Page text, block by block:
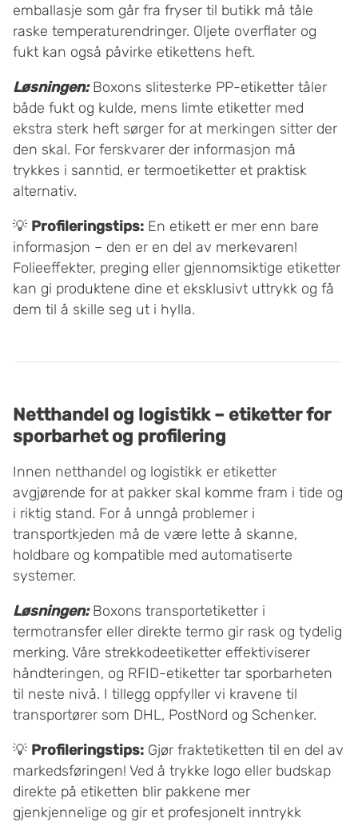
emballasje som går fra fryser til butikk må tåle
raske temperaturendringer. Oljete overflater og
fukt kan også påvirke etikettens heft.
Løsningen:Boxons slitesterke PP-etiketter tåler
både fukt og kulde, mens limte etiketter med
ekstra sterk heft sørger for at merkingen sitter der
den skal. For ferskvarer der informasjon må
trykkes i sanntid, er termoetiketter et praktisk
alternativ.
💡 Profileringstips: En etikett er mer enn bare
informasjon – den er en del av merkevaren!
Folieeffekter, preging eller gjennomsiktige etiketter
kan gi produktene dine et eksklusivt uttrykk og få
dem til å skille seg ut i hylla.
Netthandel og logistikk – etiketter for
sporbarhet og profilering
Innen netthandel og logistikk er etiketter
avgjørende for at pakker skal komme fram i tide og
i riktig stand. For å unngå problemer i
transportkjeden må de være lette å skanne,
holdbare og kompatible med automatiserte
systemer.
Løsningen:Boxons transportetiketter i
termotransfer eller direkte termo gir rask og tydelig
merking. Våre strekkodeetiketter effektiviserer
håndteringen, og RFID-etiketter tar sporbarheten
til neste nivå. I tillegg oppfyller vi kravene til
transportører som DHL, PostNord og Schenker.
💡 Profileringstips: Gjør fraktetiketten til en del av
markedsføringen! Ved å trykke logo eller budskap
direkte på etiketten blir pakkene mer
gjenkjennelige og gir et profesjonelt inntrykk